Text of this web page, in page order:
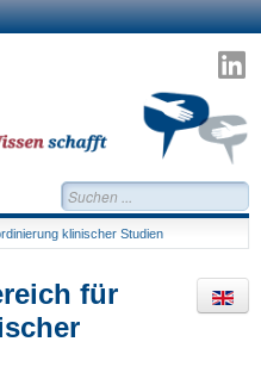
Suchen...
klinischer Studien
für